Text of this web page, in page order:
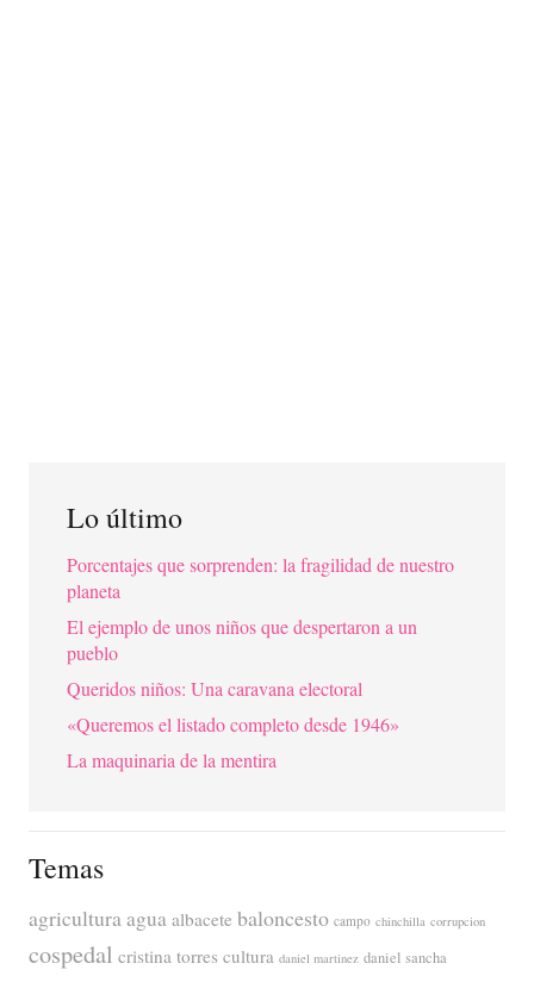
Lo último
Porcentajes que sorprenden: la fragilidad de nuestro
planeta
El ejemplo de unos niños que despertaron a un
pueblo
Queridos niños: Una caravana electoral
«Queremos el listado completo desde 1946»
La maquinaria de la mentira
Temas
agriculturaagua albacete baloncesto campo chinchilla corrupcion
cospedal cristina torres cultura daniel martinez daniel sancha